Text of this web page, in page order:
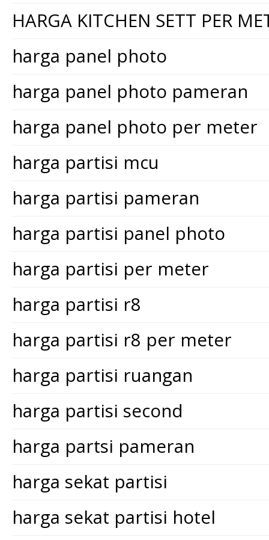
HARGA KITCHEN SETT PER
harga panel photo
harga panel photo pameran
harga panel photo per meter
harga partisi mcu
harga partisi pameran
harga partisi panel photo
harga partisi per meter
harga partisi r8
harga partisi r8 per meter
harga partisi ruangan
harga partisi second
harga partsi pameran
harga sekat partisi
harga sekat partisi hotel